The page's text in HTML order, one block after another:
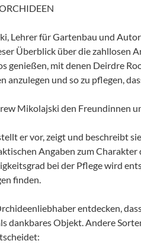
Lehrer für Gartenbau und
Überblick über die zahllosen
genießen, mit denen Deirdre
anzulegen und so zu pflegen,
Mikolajski den Freundinnen
er vor, zeigt und beschreibt
Angaben zum
bei der Pflege wird
finden.
entdecken,
dankbares Objekt. Andere